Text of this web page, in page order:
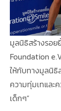
มูลนิธิสร้างรอ
Foundation
ให้กับทางมูลนิธิ
ความทุ่มเทและ
เด็กๆ”